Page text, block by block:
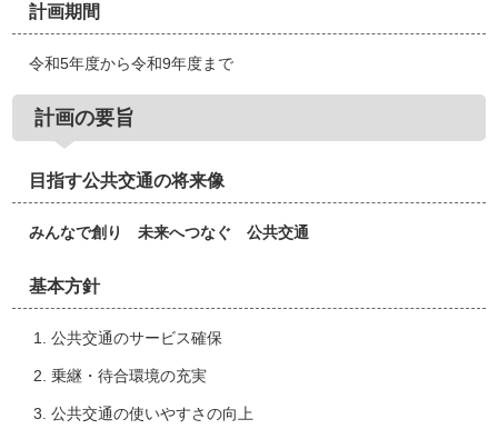
計画期間
令和5年度から令和9年度まで
計画の要旨
目指す公共交通の将来像
みんなで創り 未来へつなぐ 公共交通
基本方針
公共交通のサービス確保
乗継・待合環境の充実
公共交通の使いやすさの向上